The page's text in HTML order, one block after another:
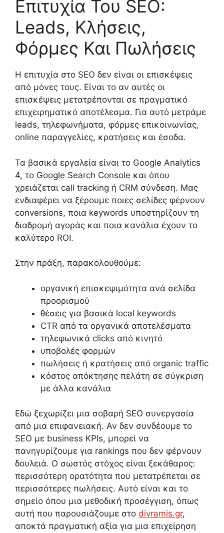
Επιτυχία Του SEO:
Leads, Κλήσεις,
Φόρμες Και Πωλήσεις
Η επιτυχία στο SEO δεν είναι οι επισκέψεις
από μόνες τους. Είναι το αν αυτές οι
επισκέψεις μετατρέπονται σε πραγματικό
επιχειρηματικό αποτέλεσμα. Για αυτό μετράμε
leads, τηλεφωνήματα, φόρμες επικοινωνίας,
online παραγγελίες, κρατήσεις και έσοδα.
Τα βασικά εργαλεία είναι το Google Analytics
4, το Google Search Console και όπου
χρειάζεται call tracking ή CRM σύνδεση. Μας
ενδιαφέρει να ξέρουμε ποιες σελίδες φέρνουν
conversions, ποια keywords υποστηρίζουν τη
διαδρομή αγοράς και ποια κανάλια έχουν το
καλύτερο ROI.
Στην πράξη, παρακολουθούμε:
οργανική επισκεψιμότητα ανά σελίδα
προορισμού
θέσεις για βασικά local keywords
CTR από τα οργανικά αποτελέσματα
τηλεφωνικά clicks από κινητό
υποβολές φορμών
πωλήσεις ή κρατήσεις από organic traffic
κόστος απόκτησης πελάτη σε σύγκριση
με άλλα κανάλια
Εδώ ξεχωρίζει μια σοβαρή SEO συνεργασία
από μια επιφανειακή. Αν δεν συνδέουμε το
SEO με business KPIs, μπορεί να
πανηγυρίζουμε για rankings που δεν φέρνουν
δουλειά. Ο σωστός στόχος είναι ξεκάθαρος:
περισσότερη ορατότητα που μετατρέπεται σε
περισσότερες πωλήσεις. Αυτό είναι και το
σημείο όπου μια μεθοδική προσέγγιση, όπως
αυτή που παρουσιάζουμε στο divramis.gr,
αποκτά πραγματική αξία για μια επιχείρηση